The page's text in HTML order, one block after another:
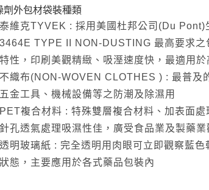
劑外包材袋裝種類
泰維克TYVEK : 採用美國杜邦公司(Du
3464E TYPE II NON-DUSTING 最高要求之
特性，印刷美觀精緻、吸溼速度快，最適用
不織布(NON-WOVEN CLOTHES ) : 最普及
五金工具、機械設備等之防潮及除濕用
PET複合材料 : 特殊雙層複合材料、加表面
針孔透氣處理吸濕性佳，廣受食品業及製藥業
透明玻璃紙 : 完全透明用肉眼可立即觀察藍
狀態，主要應用於各式藥品包裝內